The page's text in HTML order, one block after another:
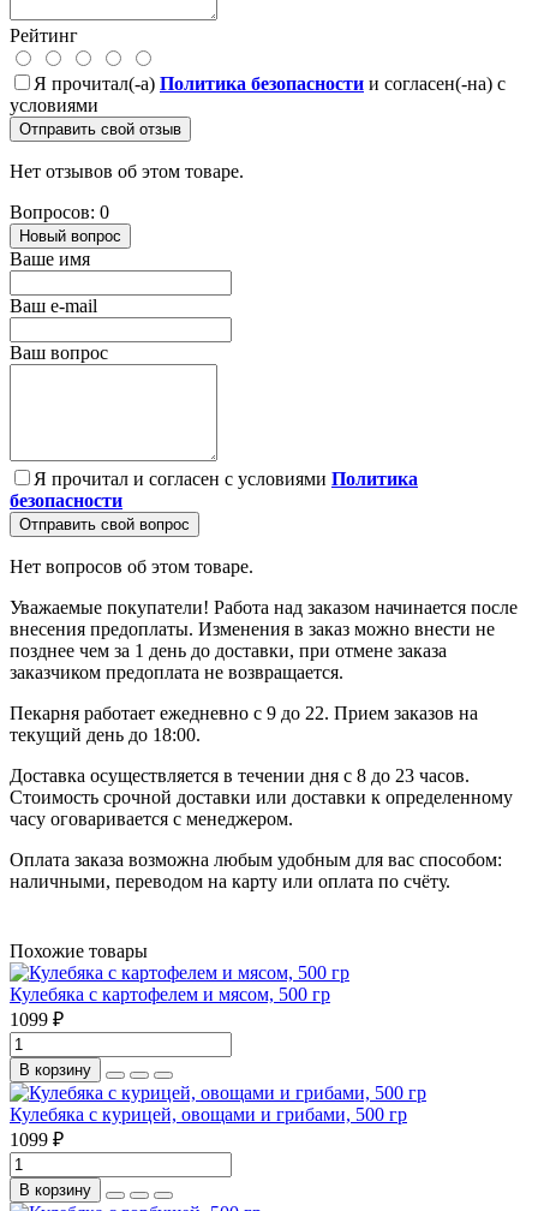
Рейтинг
Я прочитал(-а) Политика безопасности и согласен(-на) с
условиями
Отправить свой отзыв
Нет отзывов об этом товаре.
Вопросов: 0
Новый вопрос
Ваше имя
Ваш e-mail
Ваш вопрос
Я прочитал и согласен с условиями Политика
безопасности
Отправить свой вопрос
Нет вопросов об этом товаре.
Уважаемые покупатели! Работа над заказом начинается после
внесения предоплаты. Изменения в заказ можно внести не
позднее чем за 1 день до доставки, при отмене заказа
заказчиком предоплата не возвращается.
Пекарня работает ежедневно с 9 до 22. Прием заказов на
текущий день до 18:00.
Доставка осуществляется в течении дня с 8 до 23 часов.
Стоимость срочной доставки или доставки к определенному
часу оговаривается с менеджером.
Оплата заказа возможна любым удобным для вас способом:
наличными, переводом на карту или оплата по счёту.
Похожие товары
Кулебяка с картофелем и мясом, 500 гр
1099 ₽
В корзину
Кулебяка с курицей, овощами и грибами, 500 гр
1099 ₽
В корзину